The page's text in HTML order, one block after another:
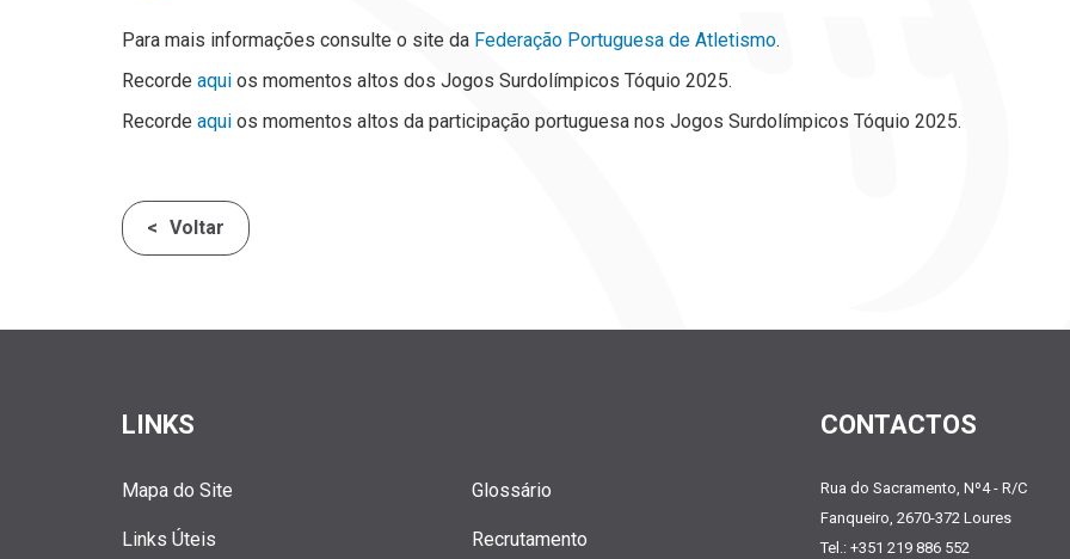
Para mais informações consulte o site da Federação Portuguesa de Atletismo.
Recorde aqui os momentos altos dos Jogos Surdolímpicos Tóquio 2025.
Recorde aqui os momentos altos da participação portuguesa nos Jogos Surdolímpicos Tóquio 2025.
Voltar
LINKS
Mapa do Site
Links Úteis
Glossário
Recrutamento
CONTACTOS
Rua do Sacramento, Nº4 - R/C
Fanqueiro, 2670-372 Loures
Tel.: +351 219 886 552